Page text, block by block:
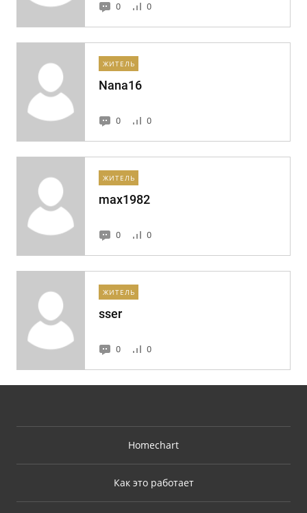
0 0
ЖИТЕЛЬ
Nana16
0 0
ЖИТЕЛЬ
max1982
0 0
ЖИТЕЛЬ
sser
0 0
Homechart
Как это работает